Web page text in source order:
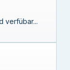
verfübar...